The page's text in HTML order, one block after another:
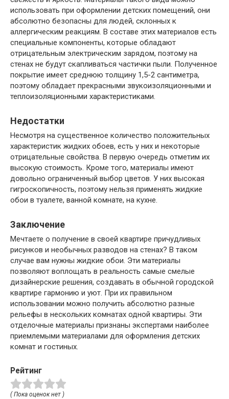
использовать при оформлении детских помещений, они
абсолютно безопасны для людей, склонных к
аллергическим реакциям. В составе этих материалов есть
специальные компоненты, которые обладают
отрицательным электрическим зарядом, поэтому на
стенах не будут скапливаться частички пыли. Полученное
покрытие имеет среднюю толщину 1,5-2 сантиметра,
поэтому обладает прекрасными звукоизоляционными и
теплоизоляционными характеристиками.
Недостатки
Несмотря на существенное количество положительных
характеристик жидких обоев, есть у них и некоторые
отрицательные свойства. В первую очередь отметим их
высокую стоимость. Кроме того, материалы имеют
довольно ограниченный выбор цветов. У них высокая
гигроскопичность, поэтому нельзя применять жидкие
обои в туалете, ванной комнате, на кухне.
Заключение
Мечтаете о получение в своей квартире причудливых
рисунков и необычных разводов на стенах? В таком
случае вам нужны жидкие обои. Эти материалы
позволяют воплощать в реальность самые смелые
дизайнерские решения, создавать в обычной городской
квартире гармонию и уют. При их правильном
использовании можно получить абсолютно разные
рельефы в нескольких комнатах одной квартиры. Эти
отделочные материалы признаны экспертами наиболее
приемлемыми материалами для оформления детских
комнат и гостиных.
Рейтинг
( Пока оценок нет )